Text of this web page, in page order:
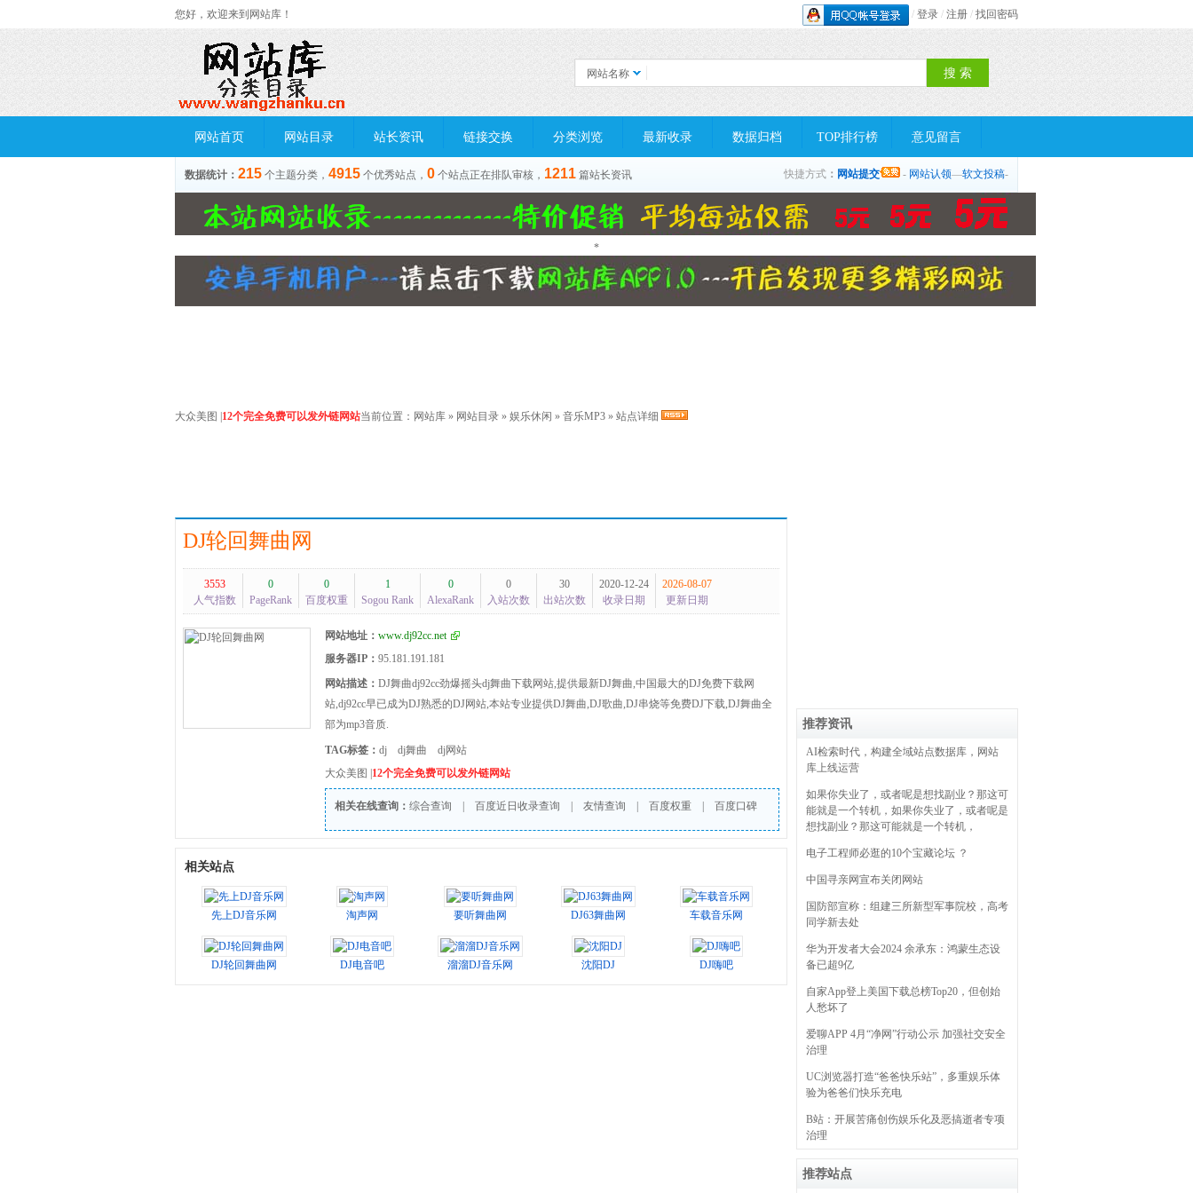
您好，欢迎来到网站库！ / 登录 / 注册 / 找回密码
网站名称
网站首页 网站目录 站长资讯 链接交换 分类浏览 最新收录 数据归档 TOP排行榜 意见留言
数据统计： 215 个主题分类， 4915 个优秀站点， 0 个站点正在排队审核， 1211 篇站长资讯 快捷方式 ： 网站提交 - 网站认领—软文投稿-
*
大众美图 12个完全免费可以发外链网站当前位置： 网站库 » 网站目录 » 娱乐休闲 » 音乐MP3 » 站点详细
DJ轮回舞曲网
3553
人气指数
0
PageRank
0
百度权重
1
Sogou Rank
0
AlexaRank
0
入站次数
30
出站次数
2020-12-24
收录日期
2026-08-07
更新日期
网站地址： www.dj92cc.net
服务器IP： 95.181.191.181
网站描述： DJ舞曲dj92cc劲爆摇头dj舞曲下载网站,提供最新DJ舞曲,中国最大的DJ免费下载网
站,dj92cc早已成为DJ熟悉的DJ网站,本站专业提供DJ舞曲,DJ歌曲,DJ串烧等免费DJ下载,DJ舞曲全
部为mp3音质.
TAG标签： dj dj舞曲
dj网站
大众美图 12个完全免费可以发外链网站
相关在线查询： 综合查询 百度近日收录查询 友情查询 百度权重 百度口碑
相关站点
先上DJ音乐网 淘声网 要听舞曲网 DJ63舞曲网 车载音乐网
DJ轮回舞曲网 DJ电音吧 溜溜DJ音乐网 沈阳DJ DJ嗨吧
推荐资讯
AI检索时代，构建全域站点数据库，网站
库上线运营
如果你失业了，或者呢是想找副业？那这可
能就是一个转机，如果你失业了，或者呢是
想找副业？那这可能就是一个转机，
电子工程师必逛的10个宝藏论坛 ？
中国寻亲网宣布关闭网站
国防部宣称：组建三所新型军事院校，高考
同学新去处
华为开发者大会2024 余承东：鸿蒙生态设
备已超9亿
自家App登上美国下载总榜Top20，但创始
人愁坏了
爱聊APP 4月“净网”行动公示 加强社交安全
治理
UC浏览器打造“爸爸快乐站”，多重娱乐体
验为爸爸们快乐充电
B站：开展苦痛创伤娱乐化及恶搞逝者专项
治理
推荐站点